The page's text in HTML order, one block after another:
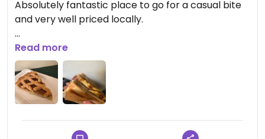
Absolutely fantastic place to go for a casual bite
and very well priced locally.
You need to eat here.
Updated from previous review on 2026-03-13
Read more